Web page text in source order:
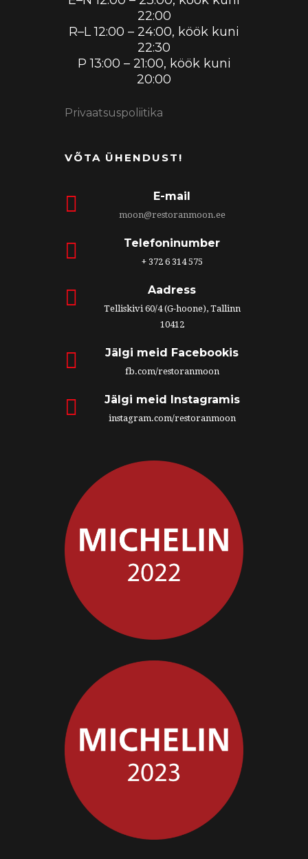
22:00
R–L 12:00 – 24:00, köök kuni
22:30
P 13:00 – 21:00, köök kuni
20:00
Privaatsuspoliitika
VÕTA ÜHENDUST!
E-mail
moon@restoranmoon.ee
Telefoninumber
+ 372 6 314 575
Aadress
Telliskivi 60/4 (G-hoone), Tallinn
10412
Jälgi meid Facebookis
fb.com/restoranmoon
Jälgi meid Instagramis
instagram.com/restoranmoon